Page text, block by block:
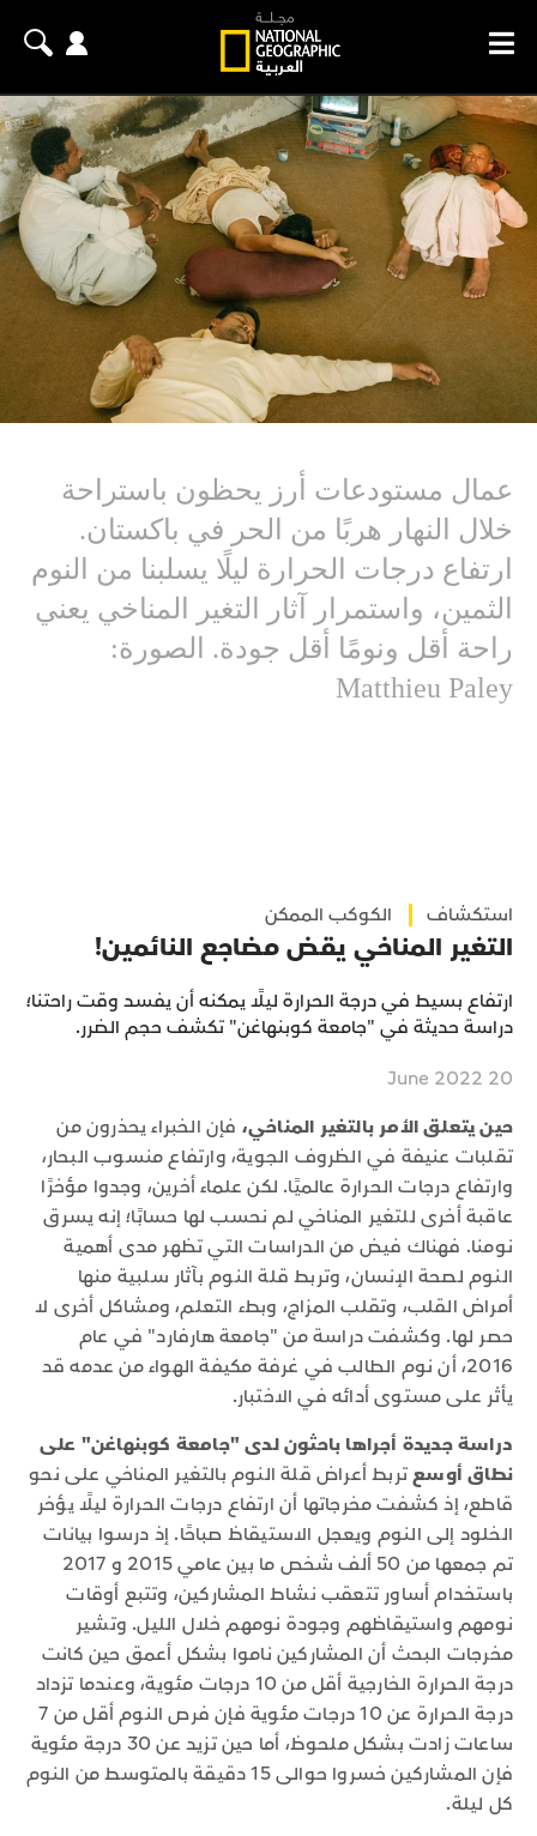
عمال مستودعات أرز يحظون باستراحة
خلال النهار هربًا من الحر في باكستان.
ارتفاع درجات الحرارة ليلًا يسلبنا من النوم
الثمين، واستمرار آثار التغير المناخي يعني
راحة أقل ونومًا أقل جودة. الصورة:
Matthieu Paley
استكشاف الكوكب الممكن
التغير المناخي يقض مضاجع النائمين!
ارتفاع بسيط في درجة الحرارة ليلًا يمكنه أن يفسد وقت راحتنا؛
دراسة حديثة في "جامعة كوبنهاغن" تكشف حجم الضرر.
20 June 2022
حين يتعلق الأمر بالتغير المناخي، فإن الخبراء يحذرون من
تقلبات عنيفة في الظروف الجوية، وارتفاع منسوب البحار،
وارتفاع درجات الحرارة عالميًا. لكن علماء أخرين، وجدوا مؤخرًا
عاقبة أخرى للتغير المناخي لم نحسب لها حسابًا؛ إنه يسرق
نومنا. فهناك فيض من الدراسات التي تظهر مدى أهمية
النوم لصحة الإنسان، وتربط قلة النوم بآثار سلبية منها
أمراض القلب، وتقلب المزاج، وبطء التعلم، ومشاكل أخرى لا
حصر لها. وكشفت دراسة من "جامعة هارفارد" في عام
2016، أن نوم الطالب في غرفة مكيفة الهواء من عدمه قد
يأثر على مستوى أدائه في الاختبار.
دراسة جديدة أجراها باحثون لدى "جامعة كوبنهاغن" على
نطاق أوسعتربط أعراض قلة النوم بالتغير المناخي على نحو
قاطع، إذ كشفت مخرجاتها أن ارتفاع درجات الحرارة ليلًا يؤخر
الخلود إلى النوم ويعجل الاستيقاظ صباحًا. إذ درسوا بيانات
تم جمعها من 50 ألف شخص ما بين عامي 2015 و 2017
باستخدام أساور تتعقب نشاط المشاركين، وتتبع أوقات
نومهم واستيقاظهم وجودة نومهم خلال الليل. وتشير
مخرجات البحث أن المشاركين ناموا بشكل أعمق حين كانت
درجة الحرارة الخارجية أقل من 10 درجات مئوية، وعندما تزداد
درجة الحرارة عن 10 درجات مئوية فإن فرص النوم أقل من 7
ساعات زادت بشكل ملحوظ، أما حين تزيد عن 30 درجة مئوية
فإن المشاركين خسروا حوالى 15 دقيقة بالمتوسط من النوم
كل ليلة.